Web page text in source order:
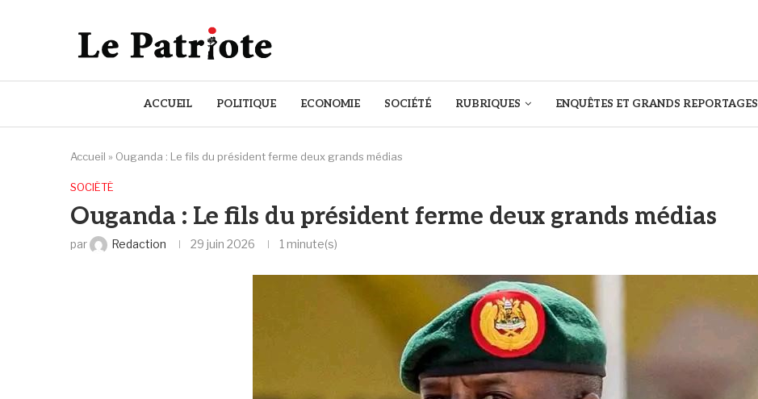
ACCUEIL POLITIQUE ECONOMIE SOCIÉTÉ RUBRIQUES ENQUÊTES ET GRANDS REPORTAGES
Accueil » Ouganda : Le fils du président ferme deux grands médias
SOCIÉTÉ
Ouganda : Le fils du président ferme deux grands médias
par Redaction 29 juin 2026 1 minute(s)